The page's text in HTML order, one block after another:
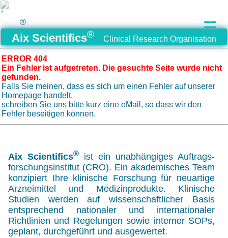
®
Aix Scientifics® Clinical Research Organisation
ERROR 404
Ein Fehler ist aufgetreten. Die gesuchte Seite wurde nicht
gefunden.
Falls Sie meinen, dass es sich um einen Fehler auf unserer
Homepage handelt,
schreiben Sie uns bitte kurz eine eMail, so dass wir den
Fehler beseitigen können.
Aix Scientifics®ist ein unabhängiges Auftrags­
forschungs­institut(CRO). Ein akademisches Team
konzipiert Ihre klinische Forschung für neuartige
Arzneimittel und Medizinprodukte. Klinische
Studien werden auf wissenschaftlicher Basis
entsprechend nationaler und internationaler
Richtlinien und Regelungen sowie internerSOPs,
geplant, durchgeführt und ausgewertet.